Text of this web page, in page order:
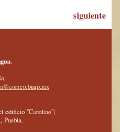
siguiente
edificio "Carolino")
Puebla.